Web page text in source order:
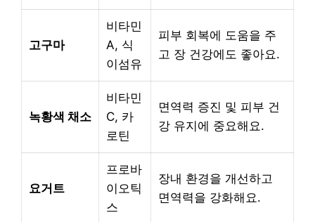
고구마
비타민
A, 식
이섬유
피부 회복에 도움을 주
고 장 건강에도 좋아요.
녹황색 채소
비타민
C, 카
로틴
면역력 증진 및 피부 건
강 유지에 중요해요.
요거트
프로바
이오틱
스
장내 환경을 개선하고
면역력을 강화해요.